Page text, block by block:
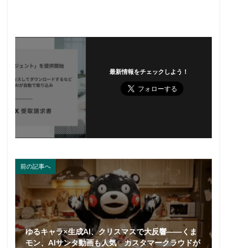
最新情報をチェックしよう！
前の記事へ
ゆるキャラ×生成AI、クリスマスで大反響――くま
モン、AIサンタ動画も人気 カスタマークラウドが